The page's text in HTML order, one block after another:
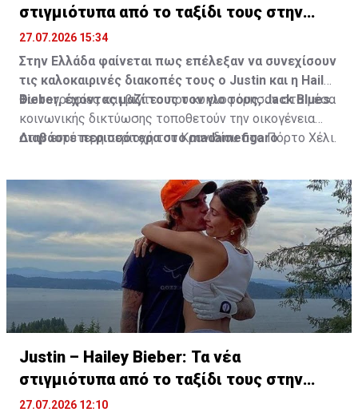
στιγμιότυπα από το ταξίδι τους στην
Ελλάδα
27.07.2026 15:34
Στην Ελλάδα φαίνεται πως επέλεξαν να συνεχίσουν
τις καλοκαιρινές διακοπές τους ο Justin και η Hailey
Bieber, έχοντας μαζί τους τον γιο τους, Jack Blues.
Φωτογραφίες και βίντεο που κυκλοφόρησαν στα μέσα
κοινωνικής δικτύωσης τοποθετούν την οικογένεια
στην ευρύτερη περιοχή του Κρανιδίου στο Πόρτο Χέλι.
Διαβάστε περισσότερα στο madamefigaro
Justin – Hailey Bieber: Τα νέα
στιγμιότυπα από το ταξίδι τους στην
Ελλάδα
27.07.2026 12:10